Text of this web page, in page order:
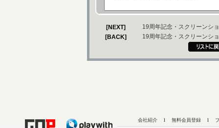
[NEXT]
19周年記念・スクリーンシ
[BACK]
19周年記念・スクリーンシ
会社紹介 l 無料会員登録 l